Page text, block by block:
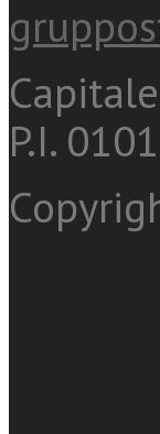
P.I.